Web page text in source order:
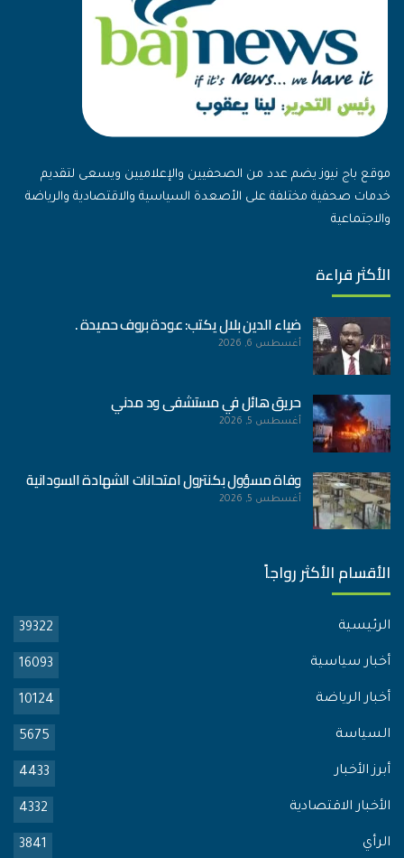
موقع باج نيوز يضم عدد من الصحفيين والإعلاميين ويسعى لتقديم
خدمات صحفية مختلفة على الأصعدة السياسية والاقتصادية والرياضة
والاجتماعية
الأكثر قراءة
ضياء الدين بلال يكتب: عودة بروف حميدة .
أغسطس 6, 2026
حريق هائل في مستشفى ود مدني
أغسطس 5, 2026
وفاة مسؤول بكنترول امتحانات الشهادة السودانية
أغسطس 5, 2026
الأقسام الأكثر رواجاً
الرئيسية 39322
أخبار سياسية 16093
أخبار الرياضة 10124
السياسة 5675
أبرز الأخبار 4433
الأخبار الاقتصادية 4332
الرأي 3841